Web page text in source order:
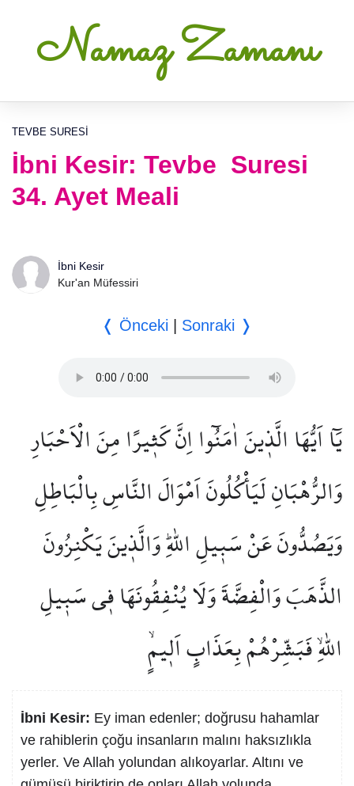
Namaz Zamanı
TEVBE SURESI
İbni Kesir: Tevbe Suresi
34. Ayet Meali
İbni Kesir
Kur'an Müfessiri
❬ Önceki Sonraki ❭
يَٓا اَيُّهَا الَّذ۪ينَ اٰمَنُٓوا اِنَّ كَث۪يرًا مِنَ الْاَحْبَارِ
وَالرُّهْبَانِ لَيَأْكُلُونَ اَمْوَالَ النَّاسِ بِالْبَاطِلِ
وَيَصُدُّونَ عَنْ سَب۪يلِ اللّٰهِۜ وَالَّذ۪ينَ يَكْنِزُونَ
الذَّهَبَ وَالْفِضَّةَ وَلَا يُنْفِقُونَهَا ف۪ي سَب۪يلِ
اللّٰهِۙ فَبَشِّرْهُمْ بِعَذَابٍ اَل۪يمٍۙ
İbni Kesir: Ey iman edenler; doğrusu hahamlar
ve rahiblerin çoğu insanların malını haksızlıkla
yerler. Ve Allah yolundan alıkoyarlar. Altını ve